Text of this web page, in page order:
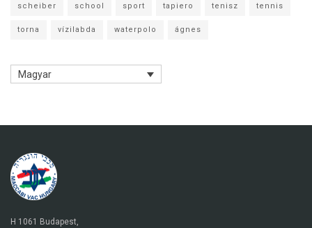
scheiber school sport tapiero tenisz tennis
torna vízilabda waterpolo ágnes
Magyar
H 1061 Budapest,